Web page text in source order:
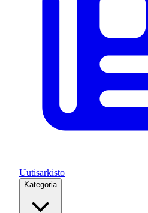
Uutisarkisto
Kategoria